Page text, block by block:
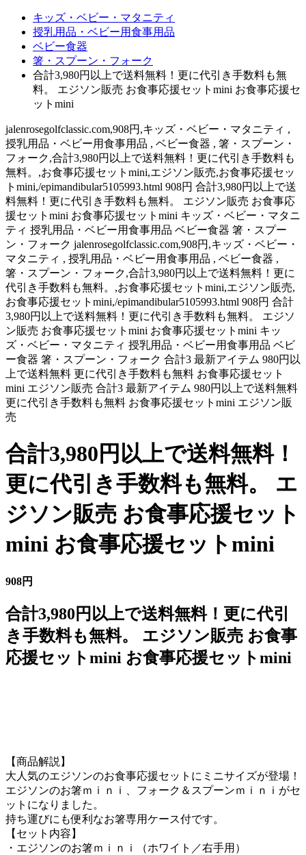
キッズ・ベビー・マタニティ
授乳用品・ベビー用食事用品
ベビー食器
箸・スプーン・フォーク
合計3,980円以上で送料無料！更に代引き手数料も無
料。 エジソン販売 お食事応援セットmini お食事応援セ
ットmini
jalenrosegolfclassic.com,908円,キッズ・ベビー・マタニティ ,
授乳用品・ベビー用食事用品 , ベビー食器 , 箸・スプーン・
フォーク,合計3,980円以上で送料無料！更に代引き手数料も
無料。,お食事応援セットmini,エジソン販売,お食事応援セッ
トmini,/epimandibular5105993.html 908円 合計3,980円以上で送
料無料！更に代引き手数料も無料。 エジソン販売 お食事応
援セットmini お食事応援セットmini キッズ・ベビー・マタニ
ティ 授乳用品・ベビー用食事用品 ベビー食器 箸・スプー
ン・フォーク jalenrosegolfclassic.com,908円,キッズ・ベビー・
マタニティ , 授乳用品・ベビー用食事用品 , ベビー食器 ,
箸・スプーン・フォーク,合計3,980円以上で送料無料！更に
代引き手数料も無料。,お食事応援セットmini,エジソン販売,
お食事応援セットmini,/epimandibular5105993.html 908円 合計
3,980円以上で送料無料！更に代引き手数料も無料。 エジソ
ン販売 お食事応援セットmini お食事応援セットmini キッ
ズ・ベビー・マタニティ 授乳用品・ベビー用食事用品 ベビ
ー食器 箸・スプーン・フォーク 合計3 最新アイテム 980円以
上で送料無料 更に代引き手数料も無料 お食事応援セット
mini エジソン販売 合計3 最新アイテム 980円以上で送料無料
更に代引き手数料も無料 お食事応援セットmini エジソン販
売
合計3,980円以上で送料無料！
更に代引き手数料も無料。 エ
ジソン販売 お食事応援セット
mini お食事応援セットmini
908円
合計3,980円以上で送料無料！更に代引
き手数料も無料。 エジソン販売 お食事
応援セットmini お食事応援セットmini
【商品解説】
大人気のエジソンのお食事応援セットにミニサイズが登場！
エジソンのお箸ｍｉｎｉ、フォーク＆スプーンｍｉｎｉがセ
ットになりました。
持ち運びにも便利なお箸専用ケース付です。
【セット内容】
・エジソンのお箸ｍｉｎｉ（ホワイト／右手用）